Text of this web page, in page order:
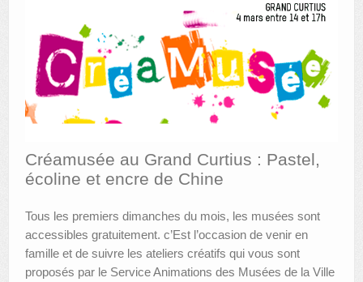
MUSÉE DU LUMINAIRE
FONDS PATRIMONIAUX
AUTRES LIEUX
PUBLICATIONS
LES APPELS À PROJETS
LE PORTAIL DES COLLECTIONS
Créamusée au Grand Curtius : Pastel,
écoline et encre de Chine
Tous les premiers dimanches du mois, les musées sont
accessibles gratuitement. c’Est l’occasion de venir en
famille et de suivre les ateliers créatifs qui vous sont
proposés par le Service Animations des Musées de la Ville